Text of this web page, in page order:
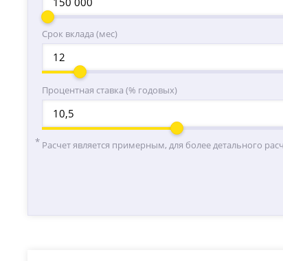
Срок вклада (мес)
Процентная ставка (% годовых)
Расчет является примерным, для более детального